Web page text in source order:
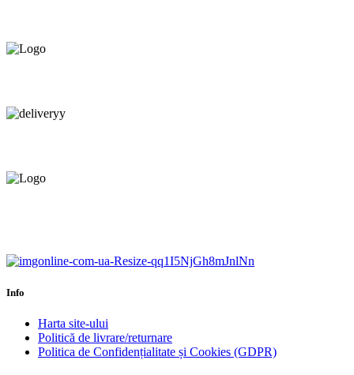
Info
Harta site-ului
Politică de livrare/returnare
Politica de Confidențialitate și Cookies (GDPR)